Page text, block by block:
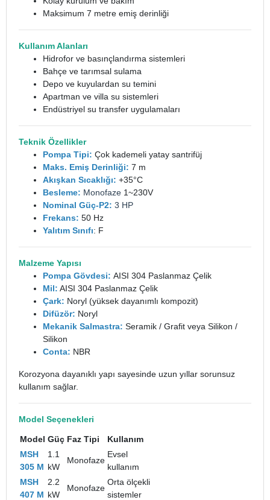
Maksimum 7 metre emiş derinliği
Kullanım Alanları
Hidrofor ve basınçlandırma sistemleri
Bahçe ve tarımsal sulama
Depo ve kuyulardan su temini
Apartman ve villa su sistemleri
Endüstriyel su transfer uygulamaları
Teknik Özellikler
Pompa Tipi: Çok kademeli yatay santrifüj
Maks. Emiş Derinliği: 7 m
Akışkan Sıcaklığı: +35°C
Besleme: Monofaze 1~230V
Nominal Güç-P2: 3 HP
Frekans: 50 Hz
Yalıtım Sınıfı: F
Malzeme Yapısı
Pompa Gövdesi: AISI 304 Paslanmaz Çelik
Mil: AISI 304 Paslanmaz Çelik
Çark: Noryl (yüksek dayanımlı kompozit)
Difüzör: Noryl
Mekanik Salmastra: Seramik / Grafit veya Silikon /
Silikon
Conta: NBR
Korozyona dayanıklı yapı sayesinde uzun yıllar sorunsuz
kullanım sağlar.
Model Seçenekleri
Model Güç Faz Tipi
Kullanım
MSH
305 M
1.1
kW
Monofaze
Evsel
kullanım
MSH
407 M
2.2
kW
Monofaze
Orta ölçekli
sistemler